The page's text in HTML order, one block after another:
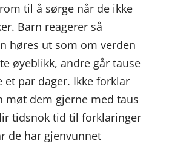
til å sørge når de ikke
Barn reagerer så
høres ut som om verden
øyeblikk, andre går tause
et par dager. Ikke forklar
møt dem gjerne med taus
tidsnok tid til forklaringer
de har gjenvunnet